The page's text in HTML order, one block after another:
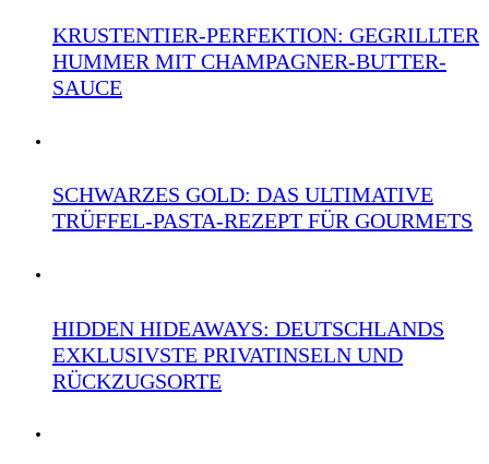
KRUSTENTIER-PERFEKTION: GEGRILLTER
HUMMER MIT CHAMPAGNER-BUTTER-
SAUCE
SCHWARZES GOLD: DAS ULTIMATIVE
TRÜFFEL-PASTA-REZEPT FÜR GOURMETS
HIDDEN HIDEAWAYS: DEUTSCHLANDS
EXKLUSIVSTE PRIVATINSELN UND
RÜCKZUGSORTE